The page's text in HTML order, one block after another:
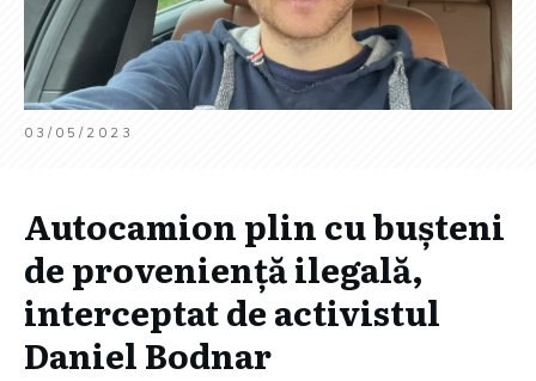
03/05/2023
Autocamion plin cu bușteni
de proveniență ilegală,
interceptat de activistul
Daniel Bodnar